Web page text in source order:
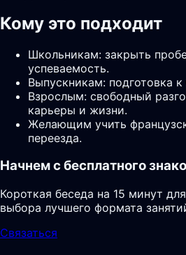
Кому это подходит
Школьникам: закрыть
успеваемость.
Выпускникам: подготовка
Взрослым: свободный
карьеры и жизни.
Желающим учить
переезда.
Начнем с бесплатного
Короткая беседа на 15 минут
выбора лучшего формата
Связаться